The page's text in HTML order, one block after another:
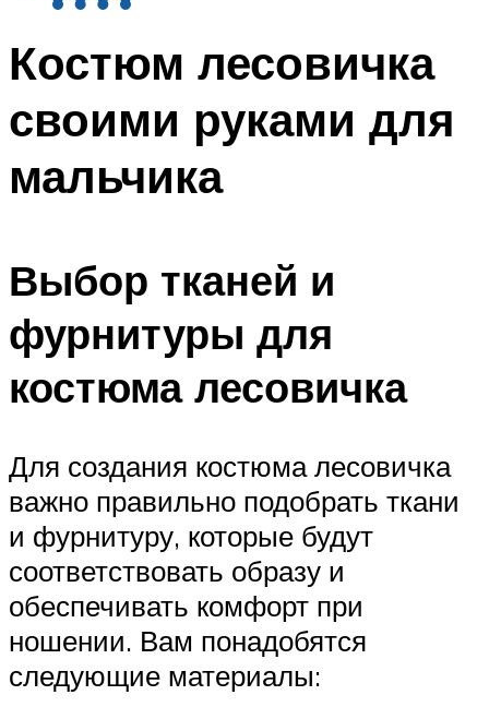
Костюм лесовичка
своими руками для
мальчика
Выбор тканей и
фурнитуры для
костюма лесовичка
Для создания костюма лесовичка
важно правильно подобрать ткани
и фурнитуру, которые будут
соответствовать образу и
обеспечивать комфорт при
ношении. Вам понадобятся
следующие материалы: